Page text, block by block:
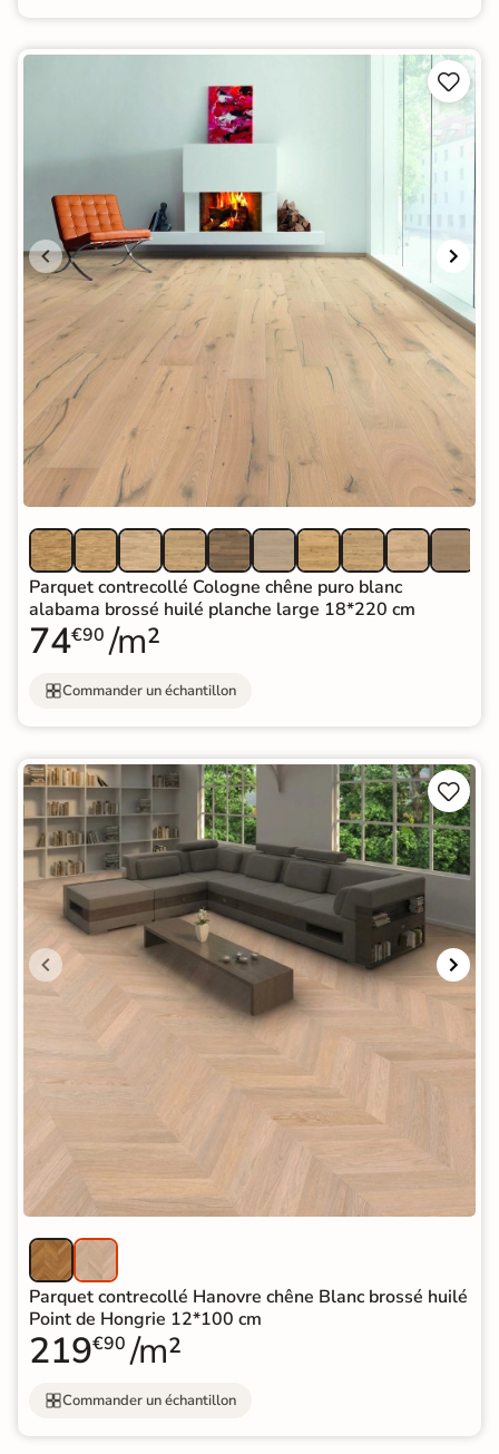


Parquet contrecollé Cologne chêne puro blanc
alabama brossé huilé planche large 18*220 cm
74€90 /m²
Commander un échantillon


Parquet contrecollé Hanovre chêne Blanc brossé huilé
Point de Hongrie 12*100 cm
219€90 /m²
Commander un échantillon